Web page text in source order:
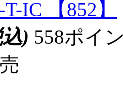
IC 【852】
) 558ポイ